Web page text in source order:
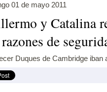
01 de mayo 2011
y Catalina
de
Duques de Cambridge iban